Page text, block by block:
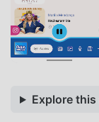
Explore